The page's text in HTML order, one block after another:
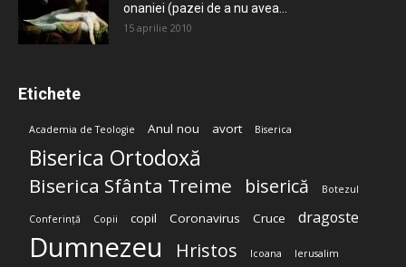
onaniei (pazei de a nu avea...
15 aprilie 2010
Etichete
Academia de Teologie Anul nou avort Biserica
Biserica Ortodoxă
Biserica Sfânta Treime biserică Botezul
Conferință Copii copil Coronavirus Cruce dragoste
Dumnezeu Hristos Icoana Ierusalim